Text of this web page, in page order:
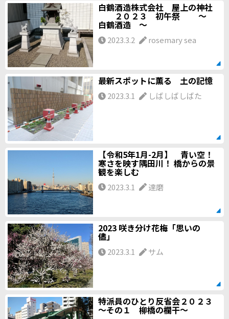
白鶴酒造株式会社 屋上の神社
２０２３ 初午祭 ～
白鶴酒造 ～
2023.3.2 rosemary sea
最新スポットに薫る 土の記憶
2023.3.1 しばしばしばた
【令和5年1月-2月】 青い空！
寒さを映す隅田川！ 橋からの景
観を楽しむ
2023.3.1 達磨
2023 咲き分け花梅「思いの
儘」
2023.3.1 サム
特派員のひとり反省会２０２３
～その１ 柳橋の欄干～